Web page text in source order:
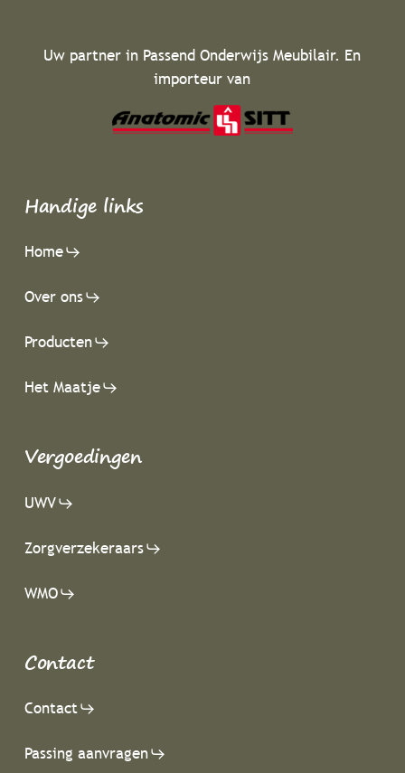
Uw partner in Passend Onderwijs Meubilair. En
importeur van
Handige links
Home
Over ons
Producten
Het Maatje
Vergoedingen
UWV
Zorgverzekeraars
WMO
Contact
Contact
Passing aanvragen